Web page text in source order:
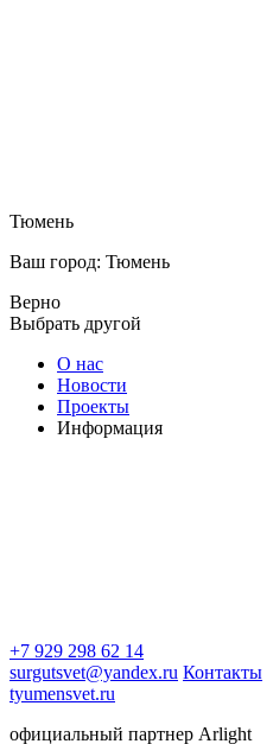
Тюмень
Ваш город: Тюмень
Верно
Выбрать другой
О нас
Новости
Проекты
Информация
+7 929 298 62 14
surgutsvet@yandex.ru Контакты
tyumensvet.ru
официальный партнер Arlight